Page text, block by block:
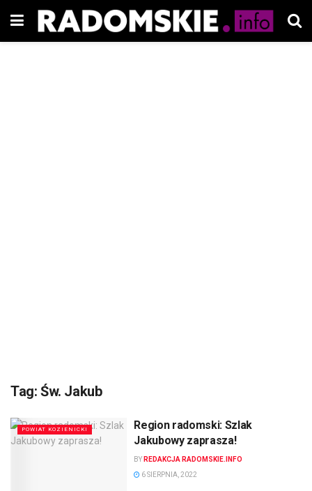
Tag: Św. Jakub
POWIAT KOZIENICKI
Region radomski: Szlak
Jakubowy zaprasza!
BY REDAKCJA RADOMSKIE.INFO
6 SIERPNIA, 2022